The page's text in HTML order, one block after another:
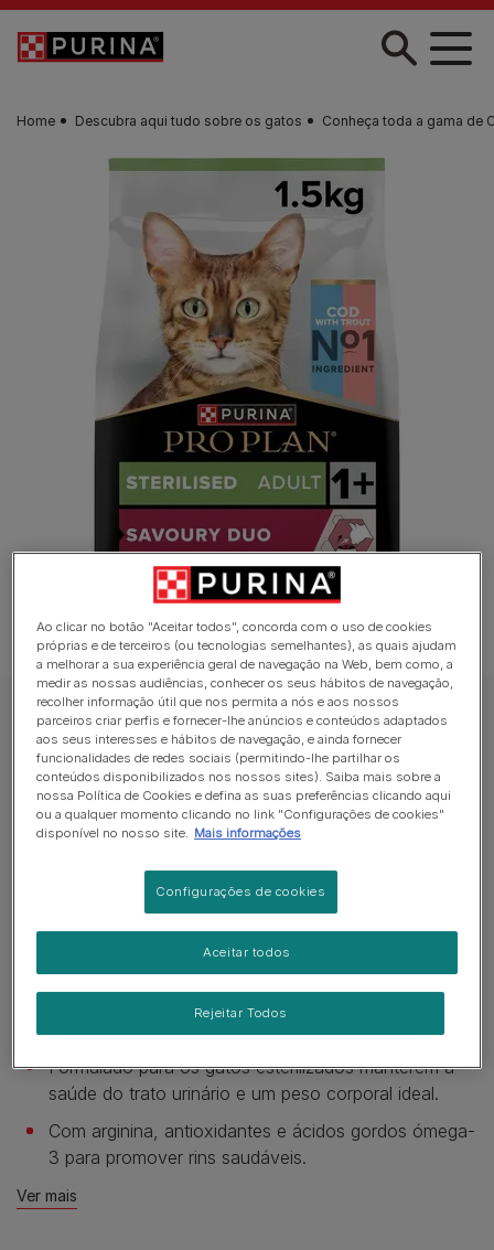
Skip to main content
Home Descubra aqui tudo sobre os gatos Conheça toda a gama de
PRO PLAN Ração seca para gato
PRO PLAN Sterilised Adult 1+ SAVOURY
DUO Rico em Bacalhau com Truta
Sem avaliações​
Formatos disponíveis: 1.5kg
Alimento completo para gatos adultos esterilizados,
Fórmula com dois sabores específicamente
desenvolvida para o prazer do seu gato.
Formulado para os gatos esterilizados manterem a
saúde do trato urinário e um peso corporal ideal.
Com arginina, antioxidantes e ácidos gordos ómega-
3 para promover rins saudáveis.
Ver mais
Ao clicar no botão "Aceitar todos", concorda com o uso de cookies
próprias e de terceiros (ou tecnologias semelhantes), as quais ajudam
a melhorar a sua experiência geral de navegação na Web, bem como, a
medir as nossas audiências, conhecer os seus hábitos de navegação,
recolher informação útil que nos permita a nós e aos nossos
parceiros criar perfis e fornecer-lhe anúncios e conteúdos adaptados
aos seus interesses e hábitos de navegação, e ainda fornecer
funcionalidades de redes sociais (permitindo-lhe partilhar os
conteúdos disponibilizados nos nossos sites). Saiba mais sobre a
nossa Política de Cookies e defina as suas preferências clicando aqui
ou a qualquer momento clicando no link "Configurações de cookies"
disponível no nosso site. Mais informações
Configurações de cookies
Rejeitar Todos
Aceitar todos